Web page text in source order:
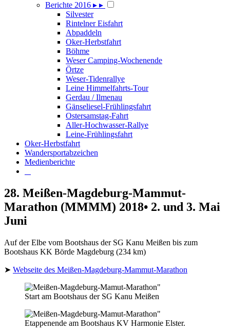
Berichte 2016 ▸ ▸
Silvester
Rintelner Eisfahrt
Abpaddeln
Oker-Herbstfahrt
Böhme
Weser Camping-Wochenende
Örtze
Weser-Tidenrallye
Leine Himmelfahrts-Tour
Gerdau / Ilmenau
Gänseliesel-Frühlingsfahrt
Ostersamstag-Fahrt
Aller-Hochwasser-Rallye
Leine-Frühlingsfahrt
Oker-Herbstfahrt
Wandersportabzeichen
Medienberichte
28. Meißen-Magdeburg-Mammut-
Marathon (MMMM) 2018• 2. und 3. Mai
Juni
Auf der Elbe vom Bootshaus der SG Kanu Meißen bis zum
Bootshaus KK Börde Magdeburg (234 km)
➤ Webseite des Meißen-Magdeburg-Mammut-Marathon
Start am Bootshaus der SG Kanu Meißen
Etappenende am Bootshaus KV Harmonie Elster.